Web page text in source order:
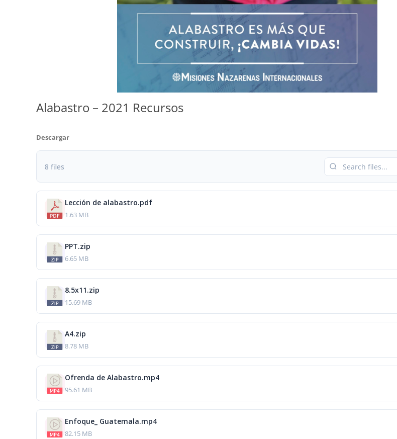
Alabastro – 2021 Recursos
Descargar
8 files
Lección de alabastro.pdf
1.63 MB
PPT.zip
6.65 MB
8.5x11.zip
15.69 MB
A4.zip
8.78 MB
Ofrenda de Alabastro.mp4
95.61 MB
Enfoque_ Guatemala.mp4
82.15 MB